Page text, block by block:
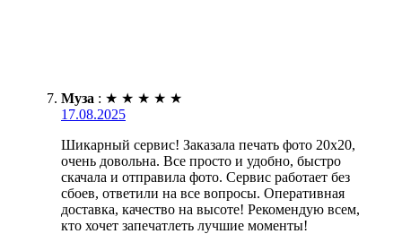
Муза : ★ ★ ★ ★ ★
17.08.2025
Шикарный сервис! Заказала печать фото 20х20,
очень довольна. Все просто и удобно, быстро
скачала и отправила фото. Сервис работает без
сбоев, ответили на все вопросы. Оперативная
доставка, качество на высоте! Рекомендую всем,
кто хочет запечатлеть лучшие моменты!